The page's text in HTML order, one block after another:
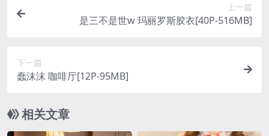
上一篇
是三不是世w 玛丽罗斯胶衣[40P-516MB]
下一篇
蠢沫沫 咖啡厅[12P-95MB]
相关文章